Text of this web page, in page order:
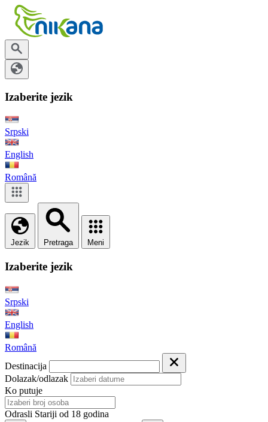
Izaberite jezik
Srpski
English
Română
Jezik Pretraga Meni
Izaberite jezik
Srpski
English
Română
Destinacija
Dolazak/odlazak
Ko putuje
Odrasli Stariji od 18 godina